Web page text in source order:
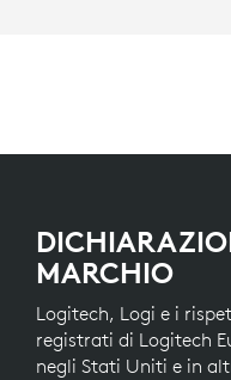
MARCHIO
Logitech, Logi e i
registrati di Logitech
negli Stati Uniti e in